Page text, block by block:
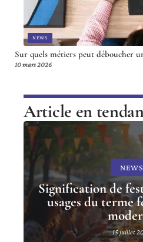
NEWS
Sur quels métiers peut déboucher
10 mars 2026
Article en
NEWS
Signification de
usages du terme
15 juillet